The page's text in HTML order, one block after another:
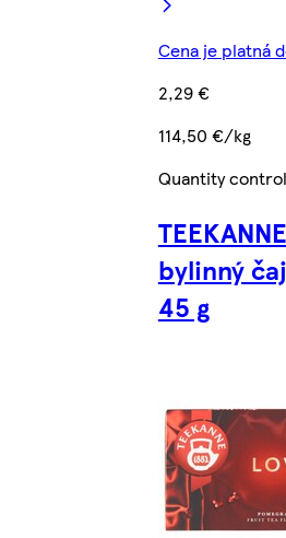
Cena je platná
2,29 €
114,50 €/kg
Quantity
bylinný
45 g